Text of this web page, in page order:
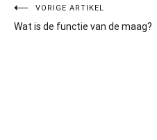
Bericht
navigatie
VORIGE ARTIKEL
Wat is de functie van de maag?